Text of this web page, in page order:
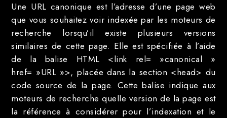
Une URL canonique est l’adresse d’une page web
que vous souhaitez voir indexée par les moteurs de
recherche lorsqu’il existe plusieurs versions
similaires de cette page. Elle est spécifiée à l’aide
de la balise HTML <link rel= »canonical »
href= »URL »>, placée dans la section <head> du
code source de la page. Cette balise indique aux
moteurs de recherche quelle version de la page est
la référence à considérer pour l’indexation et le